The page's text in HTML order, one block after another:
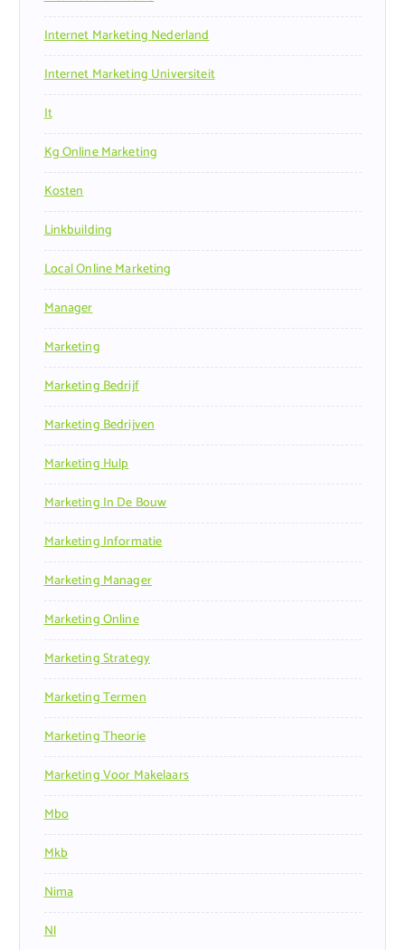
Internet Marketing Nederland
Internet Marketing Universiteit
It
Kg Online Marketing
Kosten
Linkbuilding
Local Online Marketing
Manager
Marketing
Marketing Bedrijf
Marketing Bedrijven
Marketing Hulp
Marketing In De Bouw
Marketing Informatie
Marketing Manager
Marketing Online
Marketing Strategy
Marketing Termen
Marketing Theorie
Marketing Voor Makelaars
Mbo
Mkb
Nima
Nl